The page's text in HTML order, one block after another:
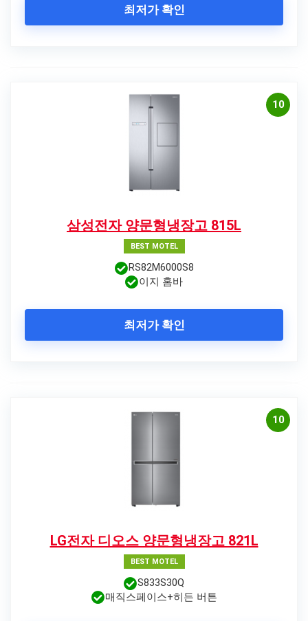
최저가 확인
10
삼성전자 양문형냉장고 815L
BEST MOTEL
RS82M6000S8
이지 홈바
최저가 확인
10
LG전자 디오스 양문형냉장고 821L
BEST MOTEL
S833S30Q
매직스페이스+히든 버튼